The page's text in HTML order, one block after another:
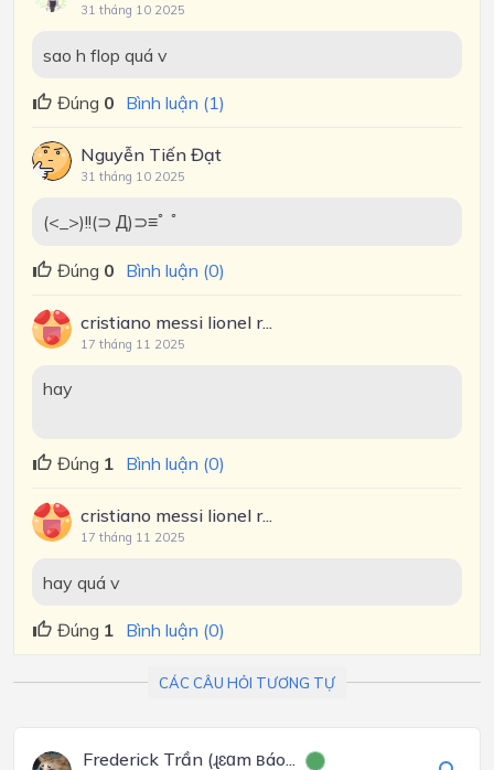
31 tháng 10 2025
sao h flop quá v
Đúng 0 Bình luận (1)
Nguyễn Tiến Đạt
31 tháng 10 2025
(<_>)!!(⊃ Д)⊃≡ﾟ ﾟ
Đúng 0 Bình luận (0)
cristiano messi lionel r...
17 tháng 11 2025
hay
Đúng 1 Bình luận (0)
cristiano messi lionel r...
17 tháng 11 2025
hay quá v
Đúng 1 Bình luận (0)
CÁC CÂU HỎI TƯƠNG TỰ
Frederick Trần (ɻɛɑm ʙáo...